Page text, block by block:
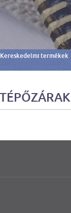
Kereskedelmi termékek